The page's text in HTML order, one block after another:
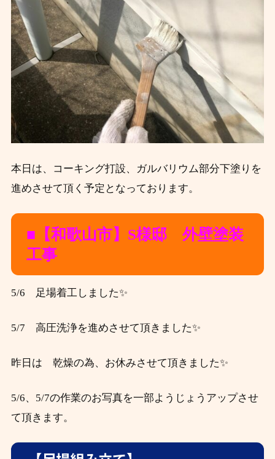
本日は、コーキング打設、ガルバリウム部分下塗りを
進めさせて頂く予定となっております。
■【和歌山市】S様邸 外壁塗装
工事
5/6 足場着工しました✨
5/7 高圧洗浄を進めさせて頂きました✨
昨日は 乾燥の為、お休みさせて頂きました✨
5/6、5/7の作業のお写真を一部ようじょうアップさせ
て頂きます。